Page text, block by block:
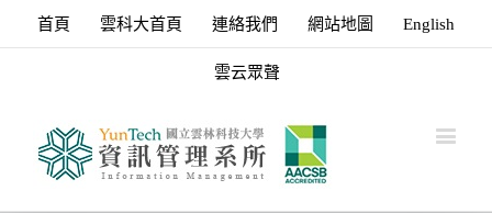
首頁 雲科大首頁 連絡我們 網站地圖 English
雲云眾聲